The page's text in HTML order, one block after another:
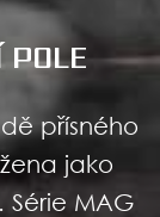
přísného
jako
Série MAG